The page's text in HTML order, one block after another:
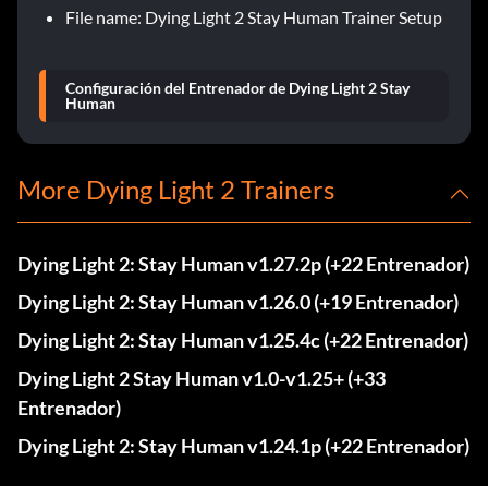
File name: Dying Light 2 Stay Human Trainer Setup
Configuración del Entrenador de Dying Light 2 Stay
Human
More Dying Light 2 Trainers
Dying Light 2: Stay Human v1.27.2p (+22 Entrenador)
Dying Light 2: Stay Human v1.26.0 (+19 Entrenador)
Dying Light 2: Stay Human v1.25.4c (+22 Entrenador)
Dying Light 2 Stay Human v1.0-v1.25+ (+33
Entrenador)
Dying Light 2: Stay Human v1.24.1p (+22 Entrenador)